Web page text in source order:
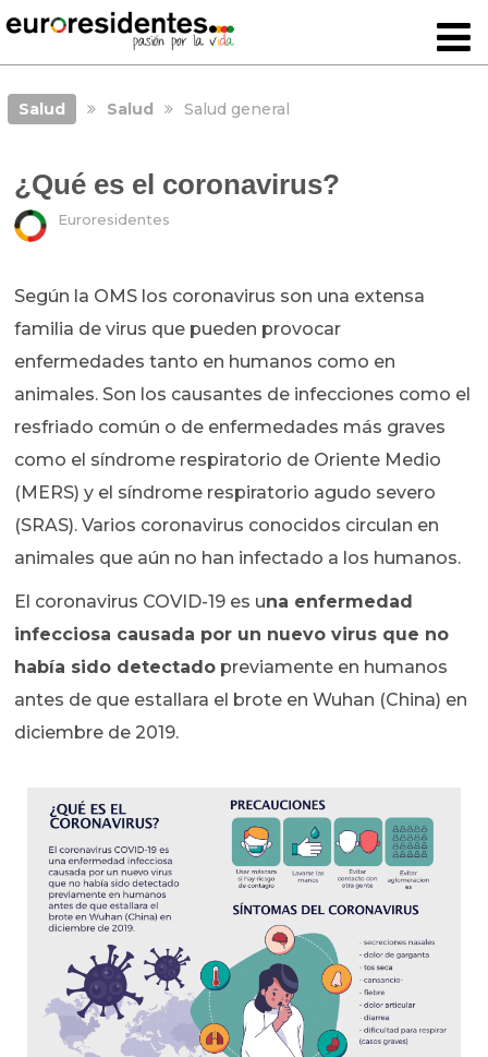
Salud Salud Salud general
¿Qué es el coronavirus?
Euroresidentes
Según la OMS los coronavirus son una extensa
familia de virus que pueden provocar
enfermedades tanto en humanos como en
animales. Son los causantes de infecciones como el
resfriado común o de enfermedades más graves
como el síndrome respiratorio de Oriente Medio
(MERS) y el síndrome respiratorio agudo severo
(SRAS). Varios coronavirus conocidos circulan en
animales que aún no han infectado a los humanos.
El coronavirus COVID-19 es una enfermedad
infecciosa causada por un nuevo virus que no
había sido detectado previamente en humanos
antes de que estallara el brote en Wuhan (China) en
diciembre de 2019.